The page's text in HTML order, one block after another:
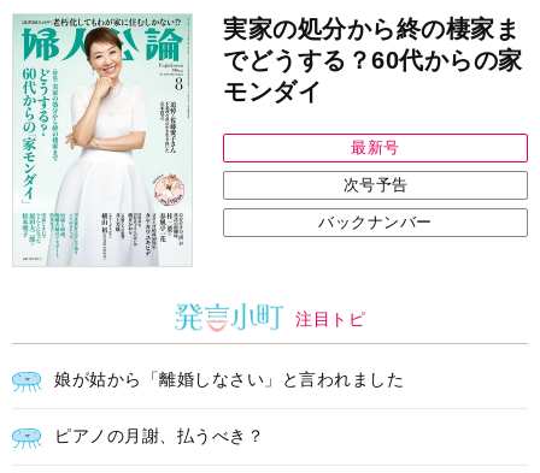
実家の処分から終の棲家ま
でどうする？60代からの家
モンダイ
最新号
次号予告
バックナンバー
注目トピ
娘が姑から「離婚しなさい」と言われました
ピアノの月謝、払うべき？